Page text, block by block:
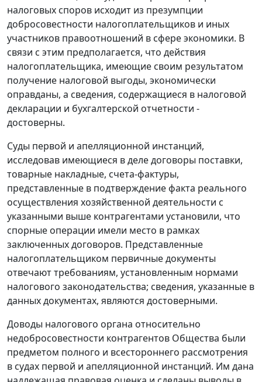
налоговых споров исходит из презумпции
добросовестности налогоплательщиков и иных
участников правоотношений в сфере экономики. В
связи с этим предполагается, что действия
налогоплательщика, имеющие своим результатом
получение налоговой выгоды, экономически
оправданы, а сведения, содержащиеся в налоговой
декларации и бухгалтерской отчетности -
достоверны.
Суды первой и апелляционной инстанций,
исследовав имеющиеся в деле договоры поставки,
товарные накладные, счета-фактуры,
представленные в подтверждение факта реального
осуществления хозяйственной деятельности с
указанными выше контрагентами установили, что
спорные операции имели место в рамках
заключенных договоров. Представленные
налогоплательщиком первичные документы
отвечают требованиям, установленным нормами
налогового законодательства; сведения, указанные в
данных документах, являются достоверными.
Доводы налогового органа относительно
недобросовестности контрагентов Общества были
предметом полного и всестороннего рассмотрения
в судах первой и апелляционной инстанций. Им дана